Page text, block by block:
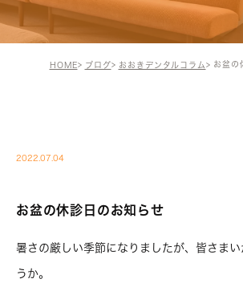
HOME ブログ おおきデンタルコラム お盆の
2022.07.04
お盆の休診日のお知らせ
暑さの厳しい季節になりましたが、皆さまい
うか。